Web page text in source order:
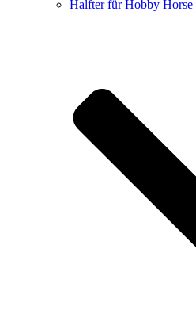
Halfter für Hobby Horse